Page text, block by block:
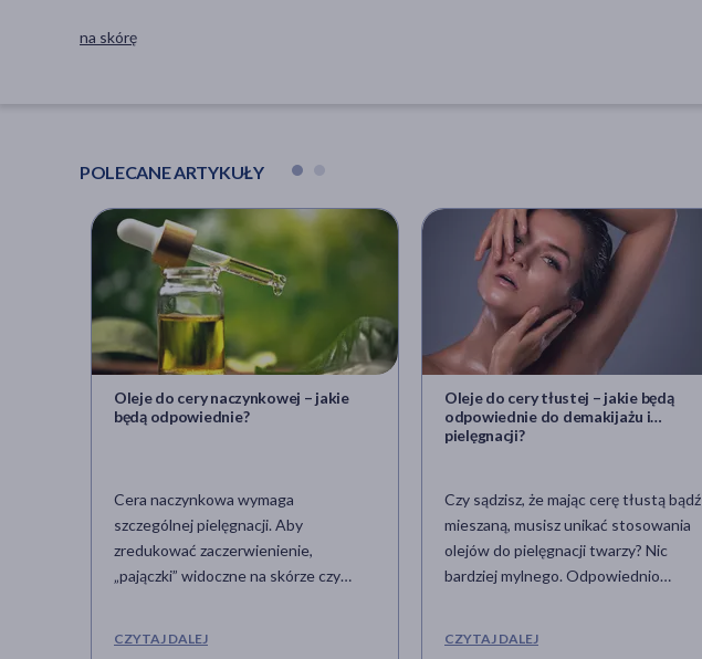
na skórę
POLECANE ARTYKUŁY
Oleje do cery naczynkowej – jakie
będą odpowiednie?
Cera naczynkowa wymaga
szczególnej pielęgnacji. Aby
zredukować zaczerwienienie,
„pajączki” widoczne na skórze czy
kosmetyków o właściwościach
CZYTAJ DALEJ
Oleje do cery tłustej – jakie będą
odpowiednie do demakijażu i
pielęgnacji?
Czy sądzisz, że mając cerę tłustą bądź
mieszaną, musisz unikać stosowania
olejów do pielęgnacji twarzy? Nic
bardziej mylnego. Odpowiednio
przetłuszczała, a ponadto będzie
CZYTAJ DALEJ